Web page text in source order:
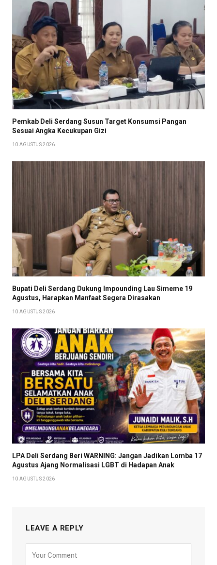
Pemkab Deli Serdang Susun Target Konsumsi Pangan
Sesuai Angka Kecukupan Gizi
10 AGUSTUS 2026
Bupati Deli Serdang Dukung Impounding Lau Simeme 19
Agustus, Harapkan Manfaat Segera Dirasakan
10 AGUSTUS 2026
LPA Deli Serdang Beri WARNING: Jangan Jadikan Lomba 17
Agustus Ajang Normalisasi LGBT di Hadapan Anak
10 AGUSTUS 2026
LEAVE A REPLY